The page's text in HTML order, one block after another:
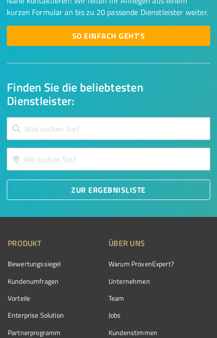
Finden Sie die beliebtesten
Dienstleister:
ZUR ERGEBNISLISTE
kurzen Formular an bis zu 20 passende Dienstleister weiter.
SO EINFACH GEHT'S
PRODUKT
Bewertungssiegel
Kundenumfragen
Vorteile
Enterprise Solution
Partnerprogramm
ÜBER UNS
Warum ProvenExpert?
Unternehmen
Team
Jobs
Kundenstimmen